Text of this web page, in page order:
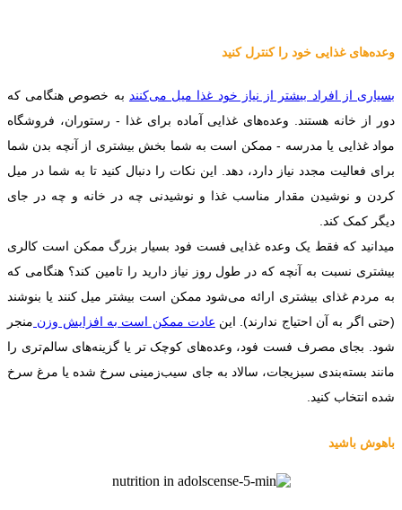
وعده‌های غذایی خود را کنترل کنید
بسیاری از افراد بیشتر از نیاز خود غذا میل می‌کنند به خصوص هنگامی که
دور از خانه هستند. وعده‌های غذایی آماده برای غذا - رستوران، فروشگاه
مواد غذایی یا مدرسه - ممکن است به شما بخش بیشتری از آنچه بدن شما
برای فعالیت مجدد نیاز دارد، دهد. این نکات را دنبال کنید تا به شما در میل
کردن و نوشیدن مقدار مناسب غذا و نوشیدنی چه در خانه و چه در جای
دیگر کمک کند.
میدانید که فقط یک وعده غذایی فست فود بسیار بزرگ ممکن است کالری
بیشتری نسبت به آنچه که در طول روز نیاز دارید را تامین کند؟ هنگامی که
به مردم غذای بیشتری ارائه می‌شود ممکن است بیشتر میل کنند یا بنوشند
(حتی اگر به آن احتیاج ندارند). این عادت ممکن است به افزایش وزن منجر
شود. بجای مصرف فست فود، وعده‌های کوچک تر یا گزینه‌های سالم‌تری را
مانند بسته‌بندی سبزیجات، سالاد به جای سیب‌زمینی سرخ شده یا مرغ سرخ
شده انتخاب کنید.
باهوش باشید